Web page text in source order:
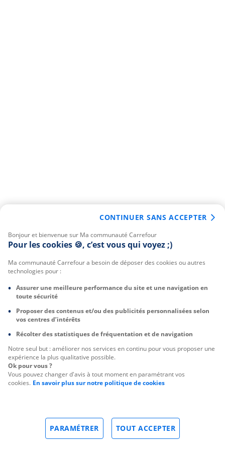
Bonjour et bienvenue sur Ma communauté Carrefour
Pour les cookies 🍪, c’est vous qui voyez ;)
Ma communauté Carrefour a besoin de déposer des cookies ou autres
technologies pour :
Assurer une meilleure performance du site et une navigation en
toute sécurité
Proposer des contenus et/ou des publicités personnalisées selon
vos centres d’intérêts
Récolter des statistiques de fréquentation et de navigation
Notre seul but : améliorer nos services en continu pour vous proposer une
expérience la plus qualitative possible.
Ok pour vous ?
Vous pouvez changer d'avis à tout moment en paramétrant vos
cookies. En savoir plus sur notre politique de cookies
TOUT ACCEPTER
PARAMÉTRER
CONTINUER SANS ACCEPTER